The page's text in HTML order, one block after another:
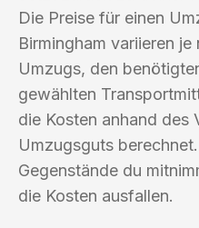
Die Preise für einen
Birmingham variieren
Umzugs, den
gewählten
die Kosten anhand des
Umzugsguts
Gegenstände du
die Kosten ausfallen.